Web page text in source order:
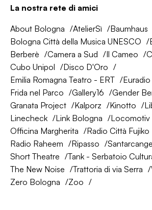
La nostra rete di amici
About Bologna AtelierSì
Baumhaus
Bologna Città della Musica UNESCO
Berberè
Camera a Sud Il Cameo
Cubo Unipol
Disco D'Oro
Emilia Romagna Teatro - ERT
Euradio
Frida nel Parco
Gallery16
Gender
Granata Project
Kalporz Kinotto
Linecheck
Link Bologna Locomotiv
Officina Margherita
Radio Città Fujiko
Radio Raheem
Ripasso
Short Theatre
Tank - Serbatoio
The New Noise
Trattoria di via Serra
Zero Bologna
Zoo